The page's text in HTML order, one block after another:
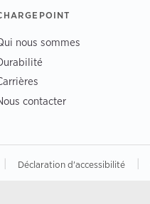
nous sommes
contacter
Déclaration d'accessibilité